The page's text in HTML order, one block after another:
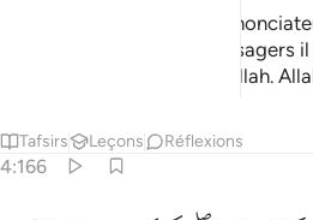
en tant que Messagers,
qu’après la venue des Messagers
point d’argument devant Allah.
Tafsirs Leçons Réflexions
4:166